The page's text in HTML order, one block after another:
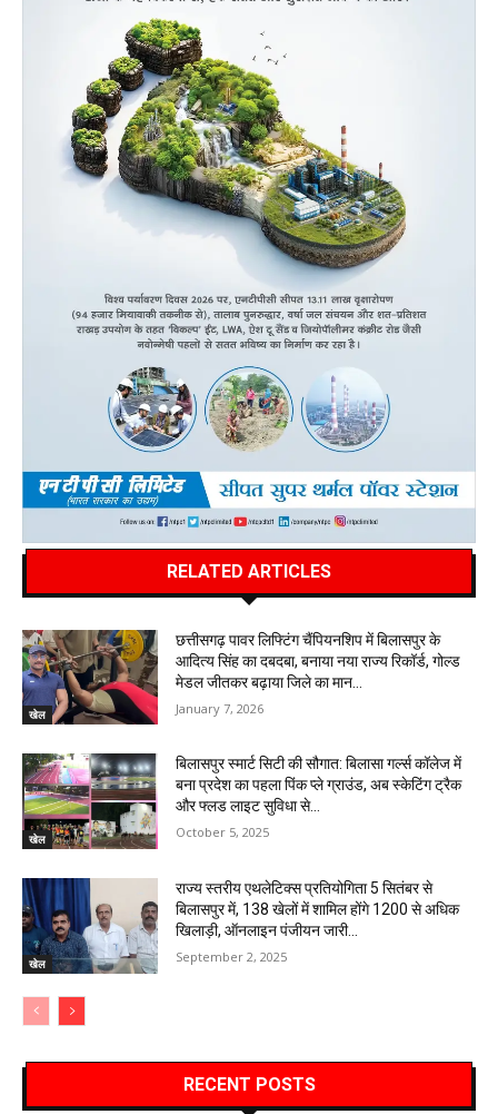
RELATED ARTICLES
खेल
छत्तीसगढ़ पावर लिफ्टिंग चैंपियनशिप में बिलासपुर के
आदित्य सिंह का दबदबा, बनाया नया राज्य रिकॉर्ड, गोल्ड
मेडल जीतकर बढ़ाया जिले का मान…
January 7, 2026
खेल
बिलासपुर स्मार्ट सिटी की सौगात: बिलासा गर्ल्स कॉलेज में
बना प्रदेश का पहला पिंक प्ले ग्राउंड, अब स्केटिंग ट्रैक
और फ्लड लाइट सुविधा से...
October 5, 2025
खेल
राज्य स्तरीय एथलेटिक्स प्रतियोगिता 5 सितंबर से
बिलासपुर में, 138 खेलों में शामिल होंगे 1200 से अधिक
खिलाड़ी, ऑनलाइन पंजीयन जारी…
September 2, 2025
RECENT POSTS